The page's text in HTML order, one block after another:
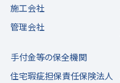
施工会社
管理会社
手付金等の保全機関
住宅瑕疵担保責任保険法人